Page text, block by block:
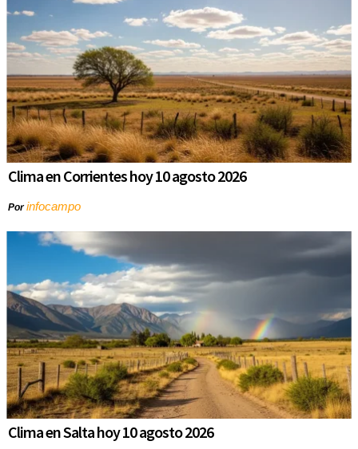
Clima en Corrientes hoy 10 agosto 2026
Porinfocampo
Clima en Salta hoy 10 agosto 2026